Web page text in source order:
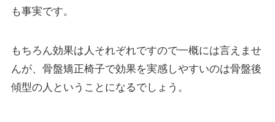
も事実です。
もちろん効果は人それぞれですので一概には言えませ
んが、骨盤矯正椅子で効果を実感しやすいのは骨盤後
傾型の人ということになるでしょう。